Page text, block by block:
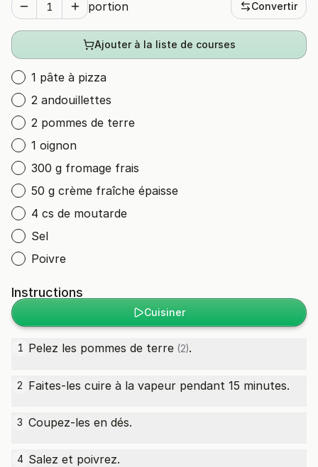
portion Convertir
Ajouter à la liste de courses
1 pâte à pizza
2 andouillettes
2 pommes de terre
1 oignon
300 g fromage frais
50 g crème fraîche épaisse
4 cs de moutarde
Sel
Poivre
Instructions
Cuisiner
1 Pelez les pommes de terre (2).
2 Faites-les cuire à la vapeur pendant 15 minutes.
3 Coupez-les en dés.
4 Salez et poivrez.